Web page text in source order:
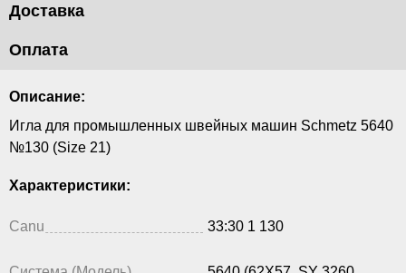
Доставка
Оплата
Описание:
Игла для промышленных швейных машин Schmetz 5640
№130 (Size 21)
Характеристики:
Canu 33:30 1 130